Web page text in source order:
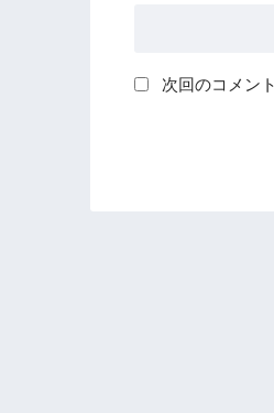
次回のコメン